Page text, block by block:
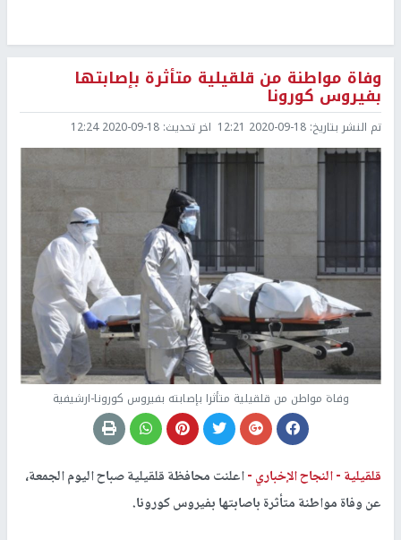
وفاة مواطنة من قلقيلية متأثرة بإصابتها
بفيروس كورونا
تم النشر بتاريخ: 2020-09-18 12:21 اخر تحديث: 2020-09-18 12:24
وفاة مواطن من قلقيلية متأثرا بإصابته بفيروس كورونا-ارشيفية
قلقيلية -النجاح الإخباري -اعلنت محافظة قلقيلية صباح اليوم الجمعة،
عن وفاة مواطنة متأثرة باصابتها بفيروس كورونا.